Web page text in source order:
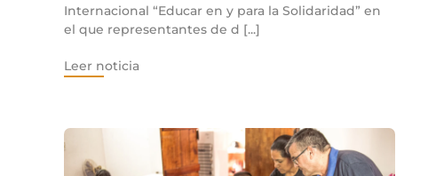
Internacional “Educar en y para la Solidaridad” en
el que representantes de d [...]
Leer noticia